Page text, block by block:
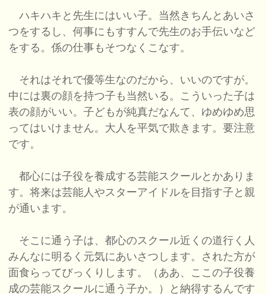
ハキハキと先生にはいい子。当然きちんとあいさ
つをするし、何事にもすすんで先生のお手伝いなど
をする。係の仕事もそつなくこなす。
それはそれで優等生なのだから、いいのですが。
中には裏の顔を持つ子も当然いる。こういった子は
表の顔がいい。子どもが純真だなんて、ゆめゆめ思
ってはいけません。大人を平気で欺きます。要注意
です。
都心には子役を養成する芸能スクールとかありま
す。将来は芸能人やスターアイドルを目指す子と親
が通います。
そこに通う子は、都心のスクール近くの道行く人
みんなに明るく元気にあいさつします。された方が
面食らってびっくりします。（ああ、ここの子役養
成の芸能スクールに通う子か。）と納得するんです